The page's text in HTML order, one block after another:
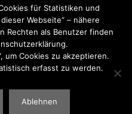
FÜSSE
für Statistiken und
Webseite“ – nähere
Rechten als Benutzer finden
um Cookies zu akzeptieren.
erfasst zu werden.
Ablehnen